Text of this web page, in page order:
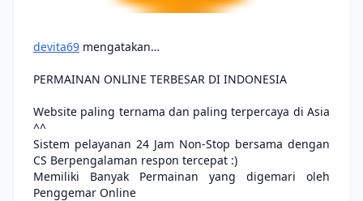
devita69 mengatakan…
PERMAINAN ONLINE TERBESAR DI INDONESIA
Website paling ternama dan paling terpercaya di Asia
^^
Sistem pelayanan 24 Jam Non-Stop bersama dengan
CS Berpengalaman respon tercepat :)
Memiliki Banyak Permainan yang digemari oleh
Penggemar Online